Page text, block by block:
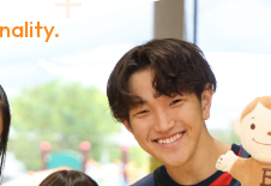
学校案内
教育課程